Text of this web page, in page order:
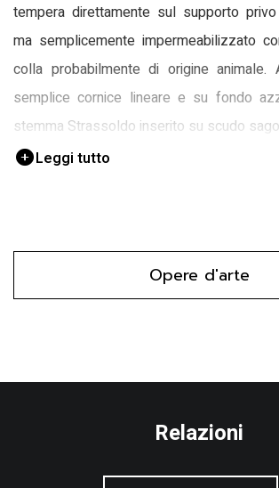
tempera direttamente sul supporto
ma semplicemente impermeabilizzato
colla probabilmente di origine animale.
semplice cornice lineare e su fondo
stemma Strassoldo inserito su scudo
Leggi tutto
Opere d'arte
Relazioni